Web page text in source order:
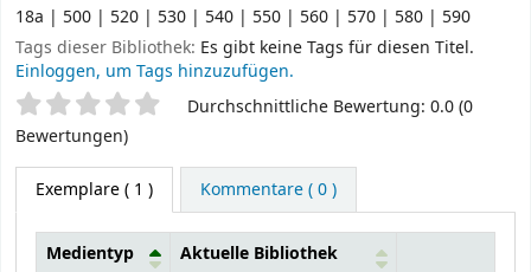
18a | 500 | 520 | 530 | 540 | 550 | 560 | 570 | 580 | 590
Tags dieser Bibliothek: Es gibt keine Tags für diesen Titel.
Einloggen, um Tags hinzuzufügen.
SternchenbewertungDurchschnittliche Bewertung: 0.0 (0
Bewertungen)
Exemplare( 1 ) Kommentare ( 0 )
Medientyp Aktuelle Bibliothek